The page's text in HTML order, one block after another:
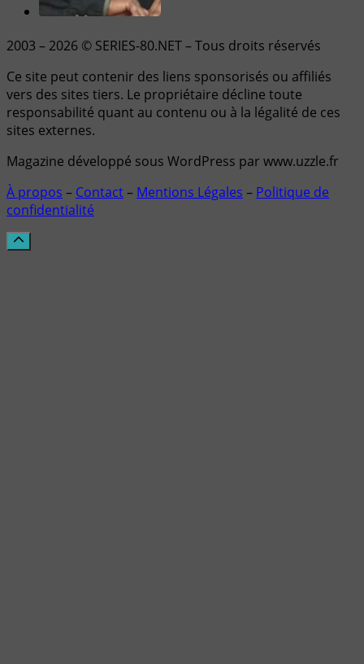
2003 – 2026 © SERIES-80.NET – Tous droits réservés
Ce site peut contenir des liens sponsorisés ou affiliés
vers des sites tiers. Le propriétaire décline toute
responsabilité quant au contenu ou à la légalité de ces
sites externes.
Magazine développé sous WordPress par www.uzzle.fr
À propos – Contact– Mentions Légales – Politique de
confidentialité